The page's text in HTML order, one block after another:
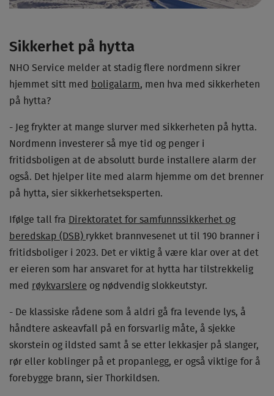
Sikkerhet på hytta
NHO Service melder at stadig flere nordmenn sikrer
hjemmet sitt med
boligalarm, men hva med sikkerheten
på hytta?
- Jeg frykter at mange slurver med sikkerheten på hytta.
Nordmenn investerer så mye tid og penger i
fritidsboligen at de absolutt burde installere alarm der
også. Det hjelper lite med alarm hjemme om det brenner
på hytta, sier sikkerhetseksperten.
Ifølge tall fra Direktoratet for samfunnssikkerhet og
beredskap (DSB) rykket brannvesenet ut til 190 branner i
fritidsboliger i 2023. Det er viktig å være klar over at det
er eieren som har ansvaret for at hytta har tilstrekkelig
med røykvarslere og nødvendig slokkeutstyr.
- De klassiske rådene som å aldri gå fra levende lys, å
håndtere askeavfall på en forsvarlig måte, å sjekke
skorstein og ildsted samt å se etter lekkasjer på slanger,
rør eller koblinger på et propanlegg, er også viktige for å
forebygge brann, sier Thorkildsen.